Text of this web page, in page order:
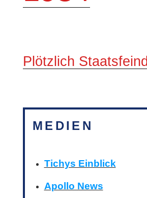
Plötzlich Staatsfeind
MEDIEN
Tichys Einblick
Apollo News